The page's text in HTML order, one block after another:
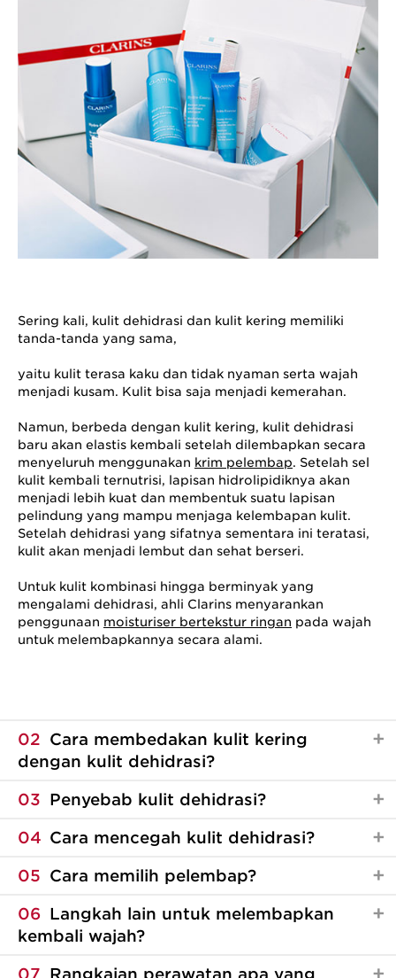
Sering kali, kulit dehidrasi dan kulit kering memiliki
tanda-tanda yang sama,
yaitu kulit terasa kaku dan tidak nyaman serta wajah
menjadi kusam. Kulit bisa saja menjadi kemerahan.
Namun, berbeda dengan kulit kering, kulit dehidrasi
baru akan elastis kembali setelah dilembapkan secara
menyeluruh menggunakan krim pelembap. Setelah sel
kulit kembali ternutrisi, lapisan hidrolipidiknya akan
menjadi lebih kuat dan membentuk suatu lapisan
pelindung yang mampu menjaga kelembapan kulit.
Setelah dehidrasi yang sifatnya sementara ini teratasi,
kulit akan menjadi lembut dan sehat berseri.
Untuk kulit kombinasi hingga berminyak yang
mengalami dehidrasi, ahli Clarins menyarankan
penggunaan moisturiser bertekstur ringan pada wajah
untuk melembapkannya secara alami.
02 Cara membedakan kulit kering
dengan kulit dehidrasi?
03 Penyebab kulit dehidrasi?
04 Cara mencegah kulit dehidrasi?
05 Cara memilih pelembap?
06 Langkah lain untuk melembapkan
kembali wajah?
07 Rangkaian perawatan apa yang